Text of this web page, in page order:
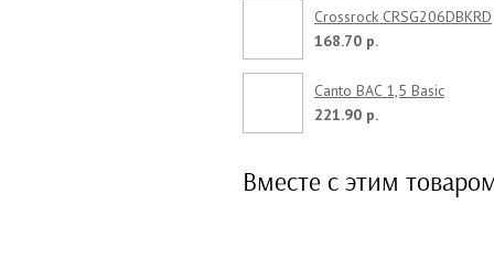
Crossrock CRSG206DBKRD
168.70 р.
Canto BAC 1,5 Basic
221.90 р.
Вместе с этим